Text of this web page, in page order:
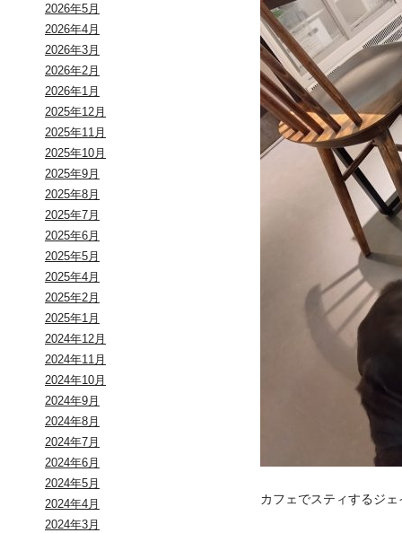
2026年5月
2026年4月
2026年3月
2026年2月
2026年1月
2025年12月
2025年11月
2025年10月
2025年9月
2025年8月
2025年7月
2025年6月
2025年5月
2025年4月
2025年2月
2025年1月
2024年12月
2024年11月
2024年10月
2024年9月
2024年8月
2024年7月
2024年6月
2024年5月
2024年4月
2024年3月
カフェでスティするジェ